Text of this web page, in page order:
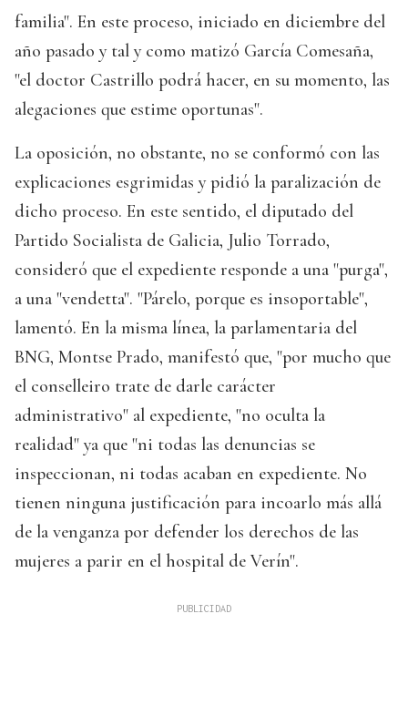
familia". En este proceso, iniciado en diciembre del
año pasado y tal y como matizó García Comesaña,
"el doctor Castrillo podrá hacer, en su momento, las
alegaciones que estime oportunas".
La oposición, no obstante, no se conformó con las
explicaciones esgrimidas y pidió la paralización de
dicho proceso. En este sentido, el diputado del
Partido Socialista de Galicia, Julio Torrado,
consideró que el expediente responde a una "purga",
a una "vendetta". "Párelo, porque es insoportable",
lamentó. En la misma línea, la parlamentaria del
BNG, Montse Prado, manifestó que, "por mucho que
el conselleiro trate de darle carácter
administrativo" al expediente, "no oculta la
realidad" ya que "ni todas las denuncias se
inspeccionan, ni todas acaban en expediente. No
tienen ninguna justificación para incoarlo más allá
de la venganza por defender los derechos de las
mujeres a parir en el hospital de Verín".